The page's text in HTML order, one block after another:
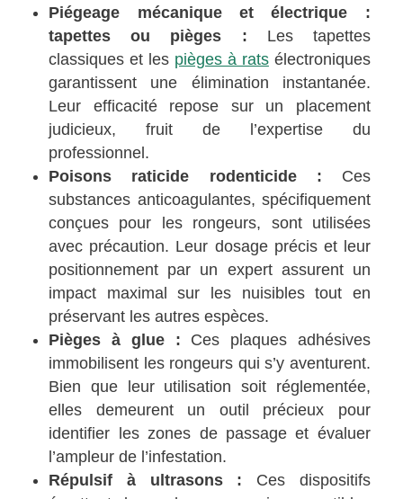
Piégeage mécanique et électrique :
tapettes ou pièges : Les tapettes
classiques et les pièges à ratsélectroniques
garantissent une élimination instantanée.
Leur efficacité repose sur un placement
judicieux, fruit de l’expertise du
professionnel.
Poisons raticide rodenticide : Ces
substances anticoagulantes, spécifiquement
conçues pour les rongeurs, sont utilisées
avec précaution. Leur dosage précis et leur
positionnement par un expert assurent un
impact maximal sur les nuisibles tout en
préservant les autres espèces.
Pièges à glue : Ces plaques adhésives
immobilisent les rongeurs qui s’y aventurent.
Bien que leur utilisation soit réglementée,
elles demeurent un outil précieux pour
identifier les zones de passage et évaluer
l’ampleur de l’infestation.
Répulsif à ultrasons : Ces dispositifs